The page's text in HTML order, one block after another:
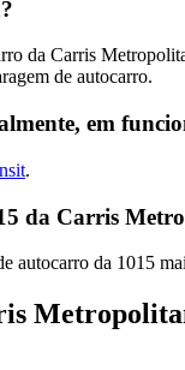
da Carris
de autocarro.
em
.
da Carris
autocarro da 1015